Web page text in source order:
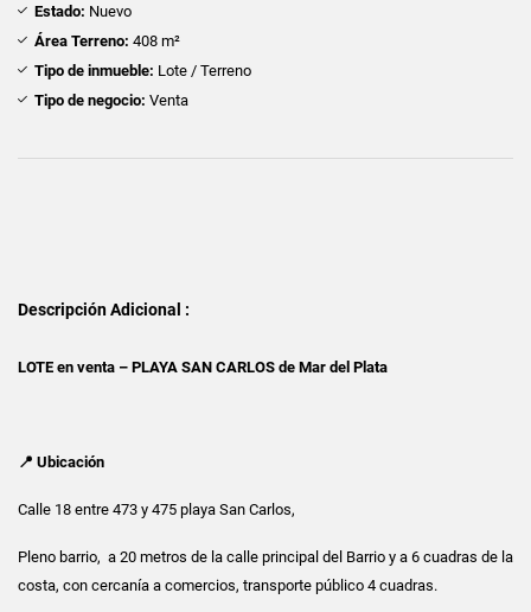
Estado: Nuevo
Área Terreno: 408 m²
Tipo de inmueble: Lote / Terreno
Tipo de negocio: Venta
Descripción Adicional :
LOTE en venta – PLAYA SAN CARLOS de Mar del Plata
📍 Ubicación
Calle 18 entre 473 y 475 playa San Carlos,
Pleno barrio, a 20 metros de la calle principal del Barrio y a 6 cuadras de la
costa, con cercanía a comercios, transporte público 4 cuadras.